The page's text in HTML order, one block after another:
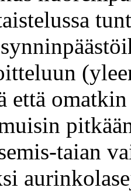
että
taian